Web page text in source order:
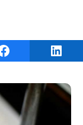
Share on Facebook